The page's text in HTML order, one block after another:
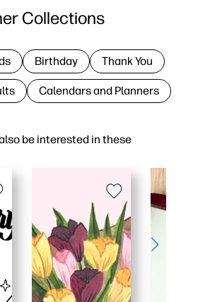
be interested in these
Collections
Birthday Thank You
Calendars and Planners